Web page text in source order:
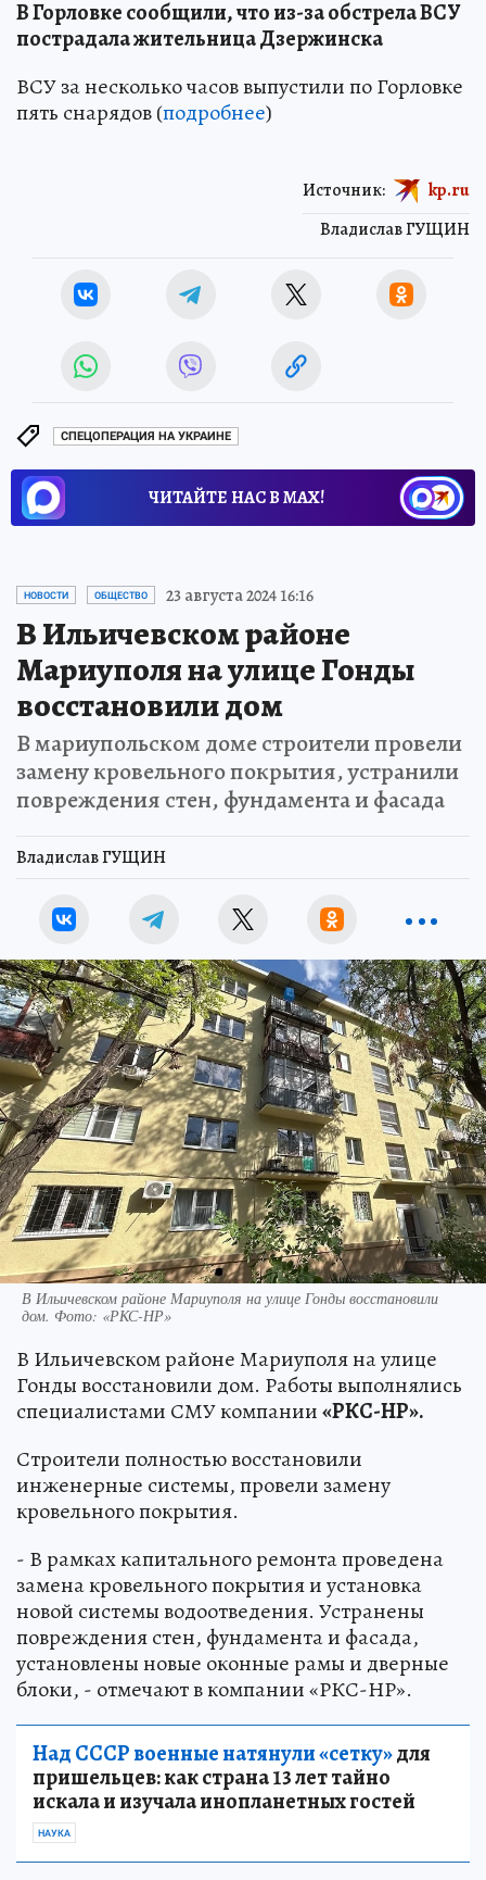
В Горловке сообщили, что из-за обстрела ВСУ
пострадала жительница Дзержинска
ВСУ за несколько часов выпустили по Горловке
пять снарядов (подробнее)
Владислав ГУЩИН
Источник: kp.ru
СПЕЦОПЕРАЦИЯ НА УКРАИНЕ
ЧИТАЙТЕ НАС В МАХ!
НОВОСТИ ОБЩЕСТВО 23 августа 2024 16:16
В Ильичевском районе
Мариуполя на улице Гонды
восстановили дом
В мариупольском доме строители провели
замену кровельного покрытия, устранили
повреждения стен, фундамента и фасада
Владислав ГУЩИН
В Ильичевском районе Мариуполя на улице Гонды восстановили
дом. Фото: «РКС-НР»
В Ильичевском районе Мариуполя на улице
Гонды восстановили дом. Работы выполнялись
специалистами СМУ компании«РКС-НР».
Строители полностью восстановили
инженерные системы, провели замену
кровельного покрытия.
- В рамках капитального ремонта проведена
замена кровельного покрытия и установка
новой системы водоотведения. Устранены
повреждения стен, фундамента и фасада,
установлены новые оконные рамы и дверные
блоки, - отмечают в компании «РКС-НР».
Над СССР военные натянули «сетку»для
пришельцев: как страна 13 лет тайно
искала и изучала инопланетных гостей
НАУКА